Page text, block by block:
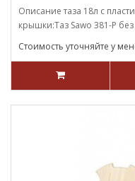
Описание таза 18л с
крышки:Таз Sawo 381-P
Стоимость уточняйте у